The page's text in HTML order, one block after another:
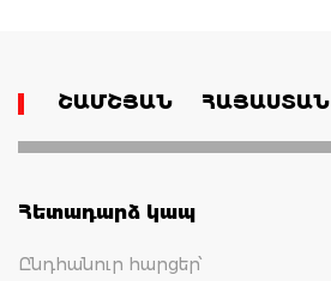
ՇԱՄՇՅԱՆ ՀԱՅԱՍՏԱՆ
Հետադարձ կապ
Ընդհանուր հարցեր՝